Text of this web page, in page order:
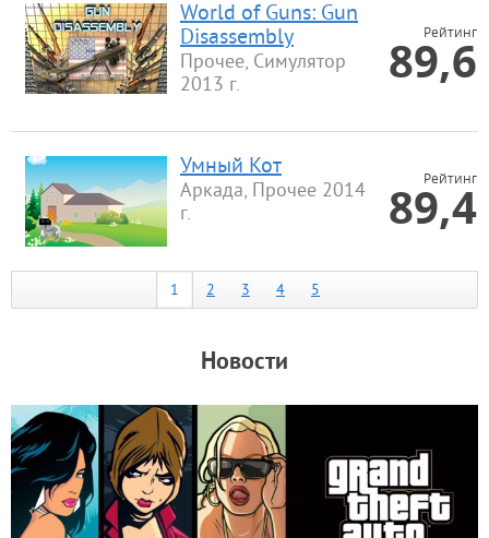
World of Guns: Gun
Disassembly
Прочее, Симулятор
2013 г.
Рейтинг
89,6
Умный Кот
Аркада, Прочее 2014
г.
Рейтинг
89,4
1 2 3 4 5
Новости